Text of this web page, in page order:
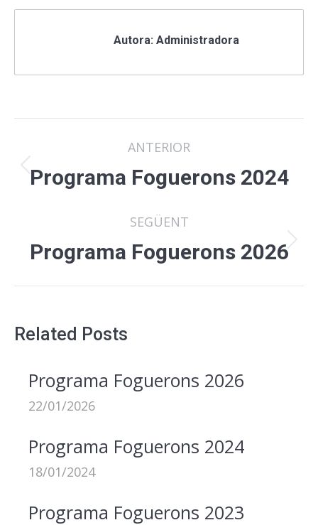
Autora: Administradora
navigation
ANTERIOR
Previous
Programa Foguerons 2024
SEGÜENT
Next
Programa Foguerons 2026
Related Posts
Programa Foguerons 2026
22/01/2026
Programa Foguerons 2024
18/01/2024
Programa Foguerons 2023